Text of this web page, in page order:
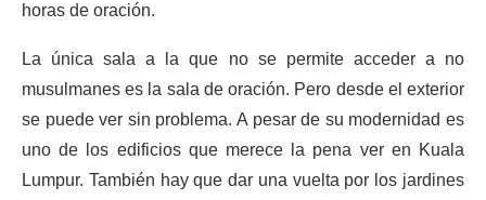
horas de oración.
La única sala a la que no se permite acceder a no
musulmanes es la sala de oración. Pero desde el exterior
se puede ver sin problema. A pesar de su modernidad es
uno de los edificios que merece la pena ver en Kuala
Lumpur. También hay que dar una vuelta por los jardines